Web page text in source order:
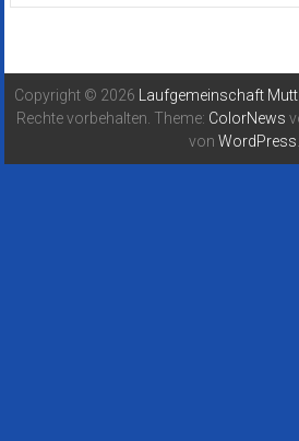
Copyright © 2026 Laufgemeinschaft
Rechte vorbehalten. Theme: ColorNews
von WordPress